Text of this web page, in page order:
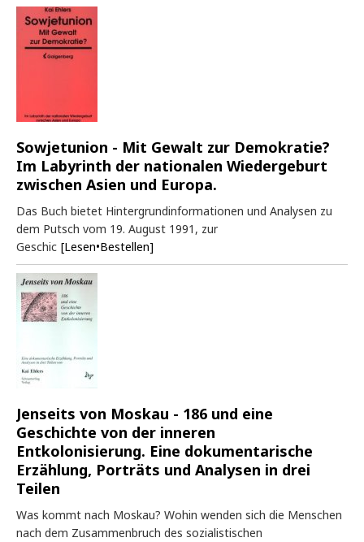
Sowjetunion - Mit Gewalt zur Demokratie?
Im Labyrinth der nationalen Wiedergeburt
zwischen Asien und Europa.
Das Buch bietet Hintergrundinformationen und Analysen zu
dem Putsch vom 19. August 1991, zur
Geschic [Lesen•Bestellen]
Jenseits von Moskau - 186 und eine
Geschichte von der inneren
Entkolonisierung. Eine dokumentarische
Erzählung, Porträts und Analysen in drei
Teilen
Was kommt nach Moskau? Wohin wenden sich die Menschen
nach dem Zusammenbruch des sozialistischen